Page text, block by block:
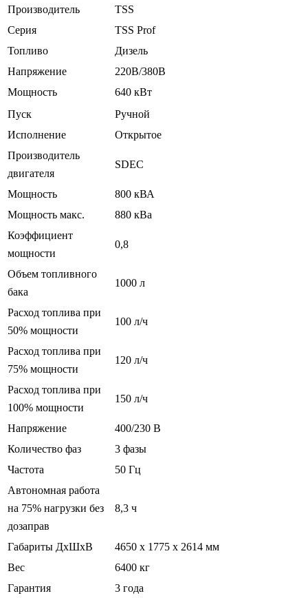
Производитель
TSS
Серия
TSS Prof
Топливо
Дизель
Напряжение
220В/380В
Мощность
640 кВт
Пуск
Ручной
Исполнение
Открытое
Производитель
двигателя
SDEC
Мощность
800 кВА
Мощность макс.
880 кВа
Коэффициент
мощности
0,8
Объем топливного
бака
1000 л
Расход топлива при
50% мощности
100 л/ч
Расход топлива при
75% мощности
120 л/ч
Расход топлива при
100% мощности
150 л/ч
Напряжение
400/230 В
Количество фаз
3 фазы
Частота
50 Гц
Автономная работа
на 75% нагрузки без
дозаправ
8,3 ч
Габариты ДxШxВ
4650 x 1775 x 2614 мм
Вес
6400 кг
Гарантия
3 года